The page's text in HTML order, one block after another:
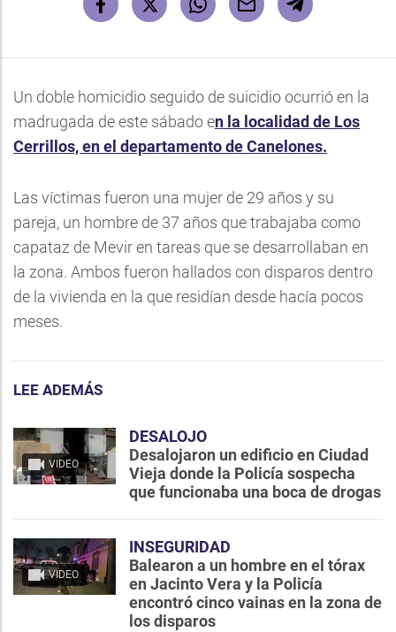
Un doble homicidio seguido de suicidio ocurrió en la
madrugada de este sábado en la localidad de Los
Cerrillos, en el departamento de Canelones.
Las víctimas fueron una mujer de 29 años y su
pareja, un hombre de 37 años que trabajaba como
capataz de Mevir en tareas que se desarrollaban en
la zona. Ambos fueron hallados con disparos dentro
de la vivienda en la que residían desde hacía pocos
meses.
LEE ADEMÁS
VIDEO
DESALOJO
Desalojaron un edificio en Ciudad
Vieja donde la Policía sospecha
que funcionaba una boca de drogas
VIDEO
INSEGURIDAD
Balearon a un hombre en el tórax
en Jacinto Vera y la Policía
encontró cinco vainas en la zona de
los disparos